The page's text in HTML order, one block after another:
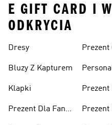
E GIFT CARD I
ODKRYCIA
Dresy
Bluzy Z Kapturem
Klapki
Prezent Dla Fana
Prezent
Prezent
Prezent